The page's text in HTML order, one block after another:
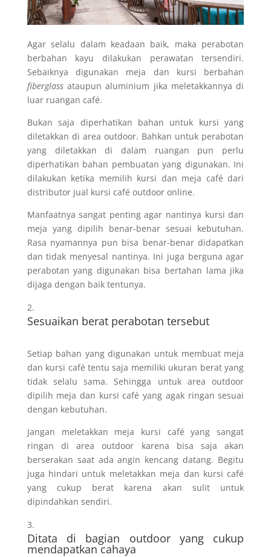
Agar selalu dalam keadaan baik, maka perabotan
berbahan kayu dilakukan perawatan tersendiri.
Sebaiknya digunakan meja dan kursi berbahan
fiberglassataupun aluminium jika meletakkannya di
luar ruangan café.
Bukan saja diperhatikan bahan untuk kursi yang
diletakkan di area outdoor. Bahkan untuk perabotan
yang diletakkan di dalam ruangan pun perlu
diperhatikan bahan pembuatan yang digunakan. Ini
dilakukan ketika memilih kursi dan meja café dari
distributor jual kursi café outdoor online.
Manfaatnya sangat penting agar nantinya kursi dan
meja yang dipilih benar-benar sesuai kebutuhan.
Rasa nyamannya pun bisa benar-benar didapatkan
dan tidak menyesal nantinya. Ini juga berguna agar
perabotan yang digunakan bisa bertahan lama jika
dijaga dengan baik tentunya.
Sesuaikan berat perabotan tersebut
Setiap bahan yang digunakan untuk membuat meja
dan kursi café tentu saja memiliki ukuran berat yang
tidak selalu sama. Sehingga untuk area outdoor
dipilih meja dan kursi café yang agak ringan sesuai
dengan kebutuhan.
Jangan meletakkan meja kursi café yang sangat
ringan di area outdoor karena bisa saja akan
berserakan saat ada angin kencang datang. Begitu
juga hindari untuk meletakkan meja dan kursi café
yang cukup berat karena akan sulit untuk
dipindahkan sendiri.
Ditata di bagian outdoor yang cukup
mendapatkan cahaya